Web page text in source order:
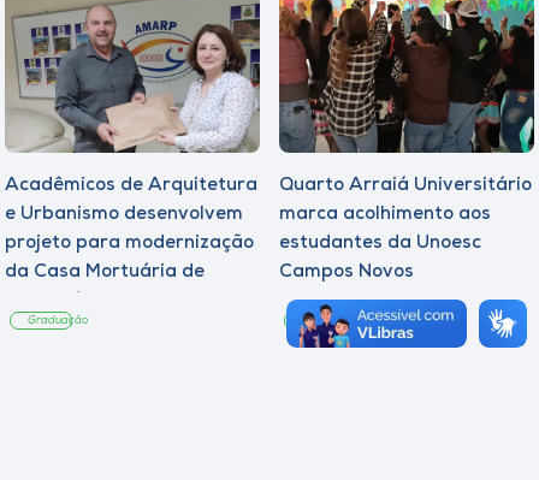
Acadêmicos de Arquitetura
e Urbanismo desenvolvem
projeto para modernização
da Casa Mortuária de
Graduação
Quarto Arraiá Universitário
marca acolhimento aos
estudantes da Unoesc
Campos Novos
Graduação Notícia